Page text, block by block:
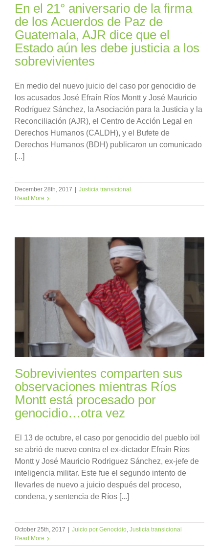
En el 21° aniversario de la firma
de los Acuerdos de Paz de
Guatemala, AJR dice que el
Estado aún les debe justicia a los
sobrevivientes
En medio del nuevo juicio del caso por genocidio de
los acusados José Efraín Ríos Montt y José Mauricio
Rodríguez Sánchez, la Asociación para la Justicia y la
Reconciliación (AJR), el Centro de Acción Legal en
Derechos Humanos (CALDH), y el Bufete de
Derechos Humanos (BDH) publicaron un comunicado
[...]
December 28th, 2017
Justicia transicional
Read More
Sobrevivientes comparten sus
observaciones mientras Ríos
Montt está procesado por
genocidio…otra vez
El 13 de octubre, el caso por genocidio del pueblo ixil
se abrió de nuevo contra el ex-dictador Efraín Ríos
Montt y José Mauricio Rodriguez Sánchez, ex-jefe de
inteligencia militar. Este fue el segundo intento de
llevarles de nuevo a juicio después del proceso,
condena, y sentencia de Ríos [...]
October 25th, 2017 Juicio por Genocidio, Justicia transicional
Read More